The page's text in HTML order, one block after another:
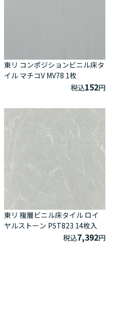
東リ コンポジションビニル床タ
イル マチコV MV78 1枚
税込152円
東リ 複層ビニル床タイル ロイ
ヤルストーン PST823 14枚入
税込7,392円